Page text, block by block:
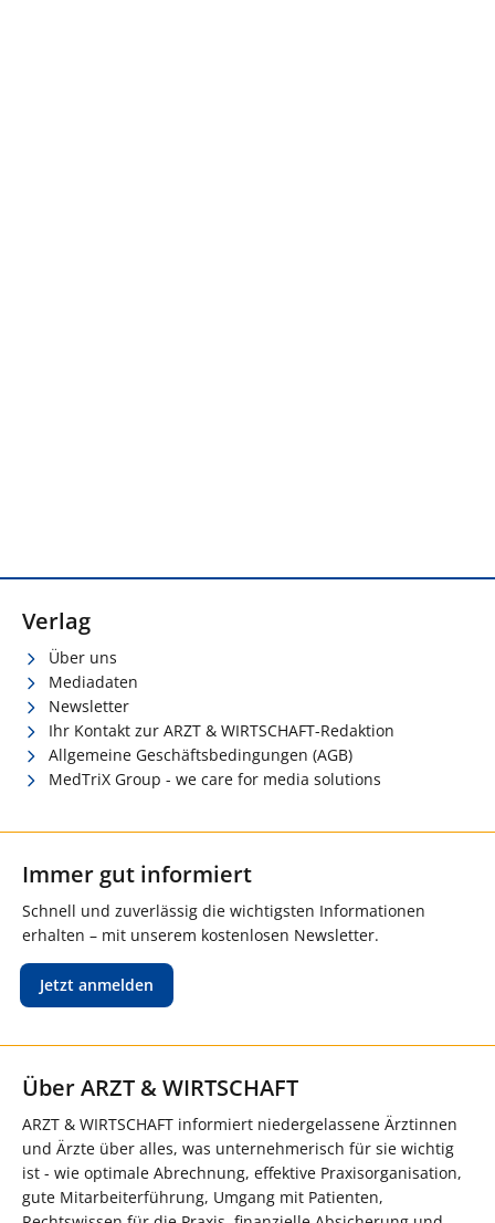
Verlag
Über uns
Mediadaten
Newsletter
Ihr Kontakt zur ARZT & WIRTSCHAFT-Redaktion
Allgemeine Geschäftsbedingungen (AGB)
MedTriX Group - we care for media solutions
Immer gut informiert
Schnell und zuverlässig die wichtigsten Informationen
erhalten – mit unserem kostenlosen Newsletter.
Jetzt anmelden
Über ARZT & WIRTSCHAFT
ARZT & WIRTSCHAFT informiert niedergelassene Ärztinnen
und Ärzte über alles, was unternehmerisch für sie wichtig
ist - wie optimale Abrechnung, effektive Praxisorganisation,
gute Mitarbeiterführung, Umgang mit Patienten,